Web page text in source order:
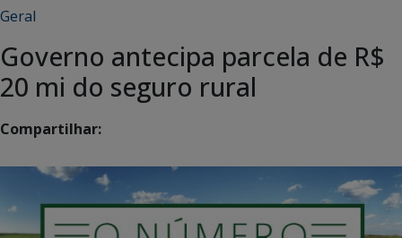
Geral
Governo antecipa parcela de R$
20 mi do seguro rural
Compartilhar: